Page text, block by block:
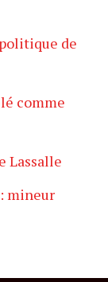
de
comme
Lassalle
mineur